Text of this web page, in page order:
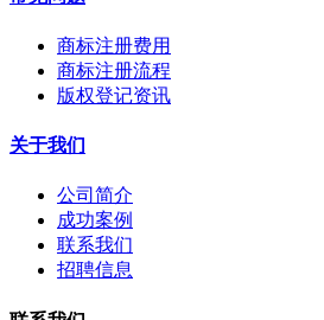
商标注册费用
商标注册流程
版权登记资讯
关于我们
公司简介
成功案例
联系我们
招聘信息